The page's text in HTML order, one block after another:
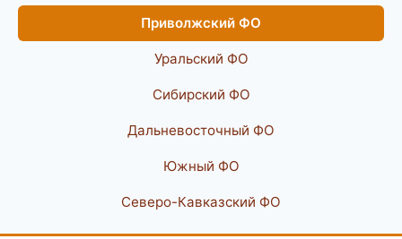
Приволжский ФО
Уральский ФО
Сибирский ФО
Дальневосточный ФО
Южный ФО
Северо-Кавказский ФО